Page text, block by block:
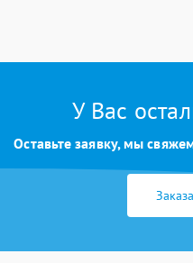
У Вас
Оставьте заявку, мы